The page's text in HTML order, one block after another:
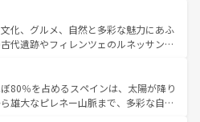
化、グルメ、自然と多彩な魅力にあふ
代遺跡やフィレンツェのルネッサンス
美しい田園風景やアマルフィ海岸の絶
見逃せない。観光の合間には、本場の
絶品のイタリア料理を堪能することも
80％を占めるスペインは、太陽が降り
雄大なピレネー山脈まで、多彩な自然